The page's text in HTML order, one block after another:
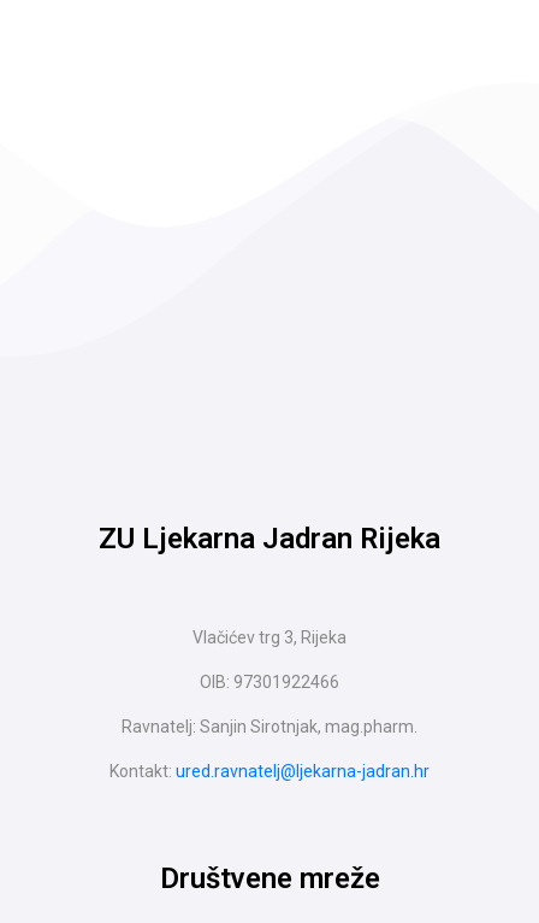
ZU Ljekarna Jadran Rijeka
Vlačićev trg 3, Rijeka
OIB: 97301922466
Ravnatelj: Sanjin Sirotnjak, mag.pharm.
Kontakt: ured.ravnatelj@ljekarna-jadran.hr
Društvene mreže